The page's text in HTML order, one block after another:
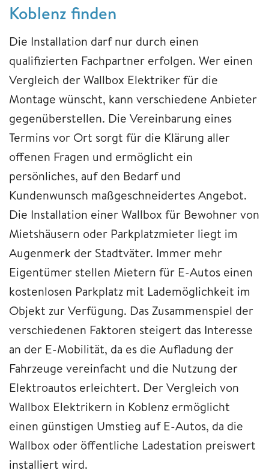
Koblenz finden
Die Installation darf nur durch einen
qualifizierten Fachpartner erfolgen. Wer einen
Vergleich der Wallbox Elektriker für die
Montage wünscht, kann verschiedene Anbieter
gegenüberstellen. Die Vereinbarung eines
Termins vor Ort sorgt für die Klärung aller
offenen Fragen und ermöglicht ein
persönliches, auf den Bedarf und
Kundenwunsch maßgeschneidertes Angebot.
Die Installation einer Wallbox für Bewohner von
Mietshäusern oder Parkplatzmieter liegt im
Augenmerk der Stadtväter. Immer mehr
Eigentümer stellen Mietern für E-Autos einen
kostenlosen Parkplatz mit Lademöglichkeit im
Objekt zur Verfügung. Das Zusammenspiel der
verschiedenen Faktoren steigert das Interesse
an der E-Mobilität, da es die Aufladung der
Fahrzeuge vereinfacht und die Nutzung der
Elektroautos erleichtert. Der Vergleich von
Wallbox Elektrikern in Koblenz ermöglicht
einen günstigen Umstieg auf E-Autos, da die
Wallbox oder öffentliche Ladestation preiswert
installiert wird.